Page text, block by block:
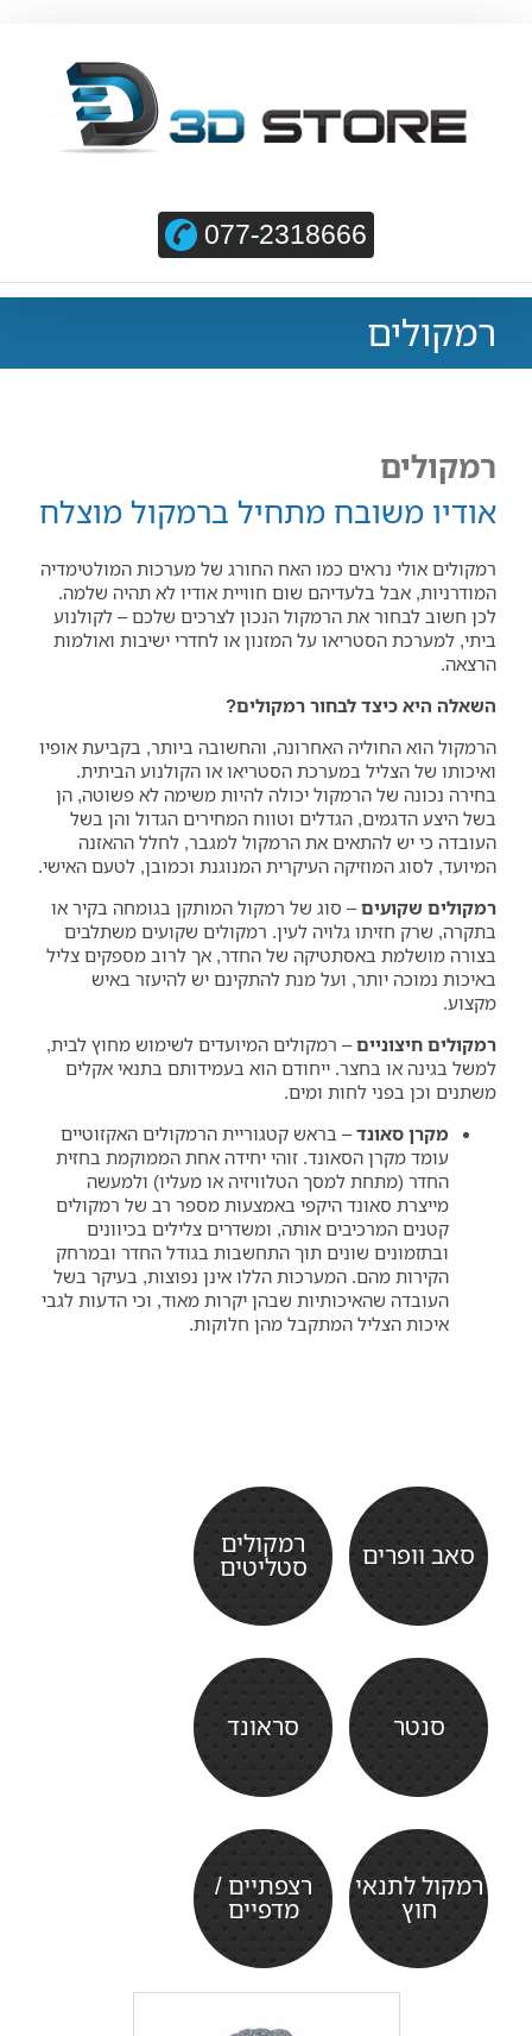
077-2318666
רמקולים
רמקולים
אודיו משובח מתחיל ברמקול מוצלח
רמקולים אולי נראים כמו האח החורג של מערכות המולטימדיה
המודרניות, אבל בלעדיהם שום חוויית אודיו לא תהיה שלמה.
לכן חשוב לבחור את הרמקול הנכון לצרכים שלכם – לקולנוע
ביתי, למערכת הסטריאו על המזנון או לחדרי ישיבות ואולמות
הרצאה.
השאלה היא כיצד לבחור רמקולים?
הרמקול הוא החוליה האחרונה, והחשובה ביותר, בקביעת אופיו
ואיכותו של הצליל במערכת הסטריאו או הקולנוע הביתית.
בחירה נכונה של הרמקול יכולה להיות משימה לא פשוטה, הן
בשל היצע הדגמים, הגדלים וטווח המחירים הגדול והן בשל
העובדה כי יש להתאים את הרמקול למגבר, לחלל ההאזנה
המיועד, לסוג המוזיקה העיקרית המנוגנת וכמובן, לטעם האישי.
רמקולים שקועים– סוג של רמקול המותקן בגומחה בקיר או
בתקרה, שרק חזיתו גלויה לעין. רמקולים שקועים משתלבים
בצורה מושלמת באסתטיקה של החדר, אך לרוב מספקים צליל
באיכות נמוכה יותר, ועל מנת להתקינם יש להיעזר באיש
מקצוע.
רמקולים חיצוניים– רמקולים המיועדים לשימוש מחוץ לבית,
למשל בגינה או בחצר. ייחודם הוא בעמידותם בתנאי אקלים
משתנים וכן בפני לחות ומים.
מקרן סאונד– בראש קטגוריית הרמקולים האקזוטיים
עומד מקרן הסאונד. זוהי יחידה אחת הממוקמת בחזית
החדר (מתחת למסך הטלוויזיה או מעליו) ולמעשה
מייצרת סאונד היקפי באמצעות מספר רב של רמקולים
קטנים המרכיבים אותה, ומשדרים צלילים בכיוונים
ובתזמונים שונים תוך התחשבות בגודל החדר ובמרחק
הקירות מהם. המערכות הללו אינן נפוצות, בעיקר בשל
העובדה שהאיכותיות שבהן יקרות מאוד, וכי הדעות לגבי
איכות הצליל המתקבל מהן חלוקות.
סאב וופרים רמקולים
סטליטים
סנטר סראונד
רמקול לתנאי
חוץ
רצפתיים /
מדפיים